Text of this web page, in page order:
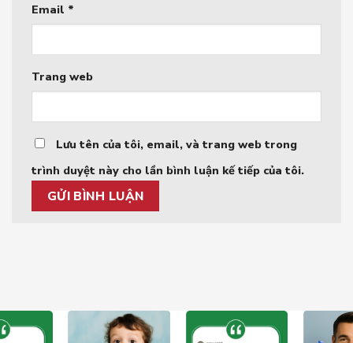
Email *
Trang web
Lưu tên của tôi, email, và trang web trong
trình duyệt này cho lần bình luận kế tiếp của tôi.